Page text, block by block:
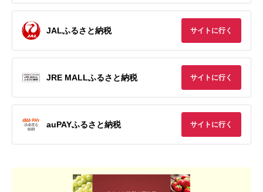
JALふるさと納税 サイトに行く
JRE MALLふるさと納税 サイトに行く
auPAYふるさと納税 サイトに行く